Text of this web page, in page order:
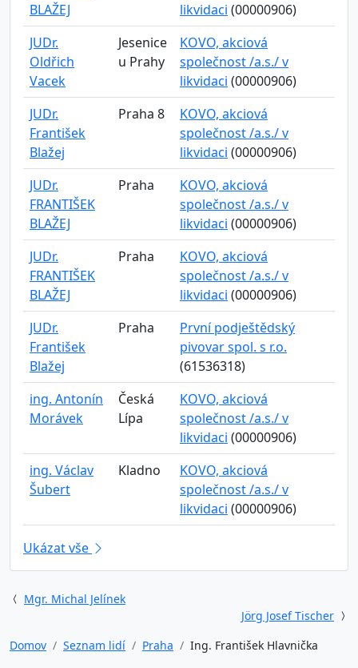
BLAŽEJ
likvidaci (00000906)
JUDr.
Oldřich
Vacek
Jesenice
u Prahy
KOVO, akciová
společnost /a.s./ v
likvidaci (00000906)
JUDr.
František
Blažej
Praha 8
KOVO, akciová
společnost /a.s./ v
likvidaci (00000906)
JUDr.
FRANTIŠEK
BLAŽEJ
Praha
KOVO, akciová
společnost /a.s./ v
likvidaci (00000906)
JUDr.
FRANTIŠEK
BLAŽEJ
Praha
KOVO, akciová
společnost /a.s./ v
likvidaci (00000906)
JUDr.
František
Blažej
Praha
První podještědský
pivovar spol. s r.o.
(61536318)
ing. Antonín
Morávek
Česká
Lípa
KOVO, akciová
společnost /a.s./ v
likvidaci (00000906)
ing. Václav
Šubert
Kladno
KOVO, akciová
společnost /a.s./ v
likvidaci (00000906)
Ukázat vše
Mgr. Michal Jelínek
Jörg Josef Tischer
Domov
Seznam lidí Praha Ing. František Hlavnička